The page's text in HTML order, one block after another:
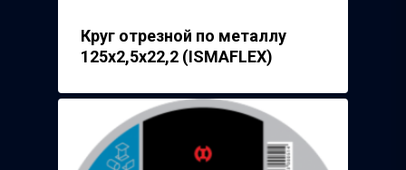
Круг отрезной по металлу
125х2,5х22,2 (ISMAFLEX)